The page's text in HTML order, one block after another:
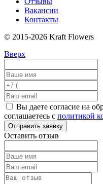
Вакансии
Контакты
© 2015-2026 Kraft Flowers
Вверх
Вы даете согласие на
соглашаетесь с политикой
Отправить заявку
Оставить отзыв